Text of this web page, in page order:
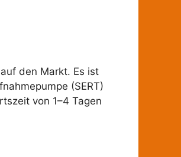
den Markt. Es ist
(SERT)
von 1–4 Tagen